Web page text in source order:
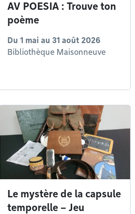
AV POESIA : Trouve ton
poème
Du 1 mai au 31 août 2026
Bibliothèque Maisonneuve
Le mystère de la capsule
temporelle – Jeu